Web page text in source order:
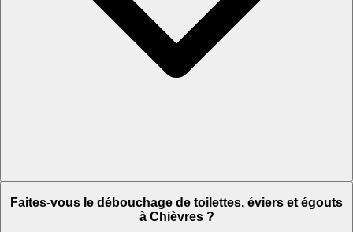
Faites-vous le débouchage de toilettes, éviers et égouts
à Chièvres ?